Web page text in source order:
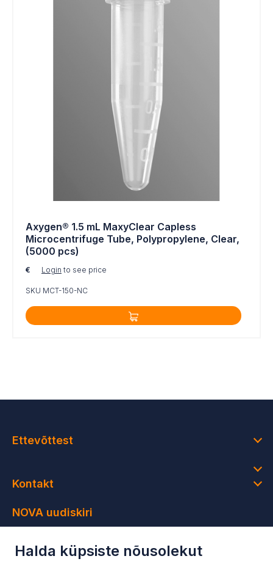
Halda küpsiste nõusolekut
Axygen® 1.5 mL MaxyClear Capless
Microcentrifuge Tube, Polypropylene, Clear,
(5000 pcs)
€ Login to see price
SKU MCT-150-NC
Ettevõttest
Kontakt
NOVA uudiskiri
saajatele mõeldud sooduspakkumistest